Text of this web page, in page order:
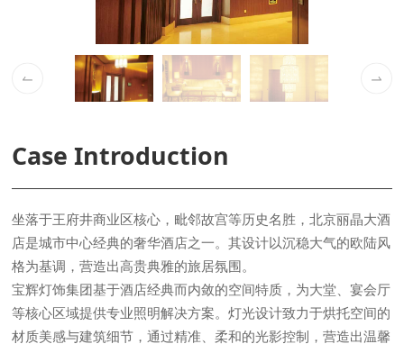
Case Introduction
格为基调，营造出高贵典雅的旅居氛围。